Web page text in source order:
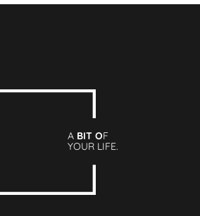
A BIT OF
YOUR LIFE.